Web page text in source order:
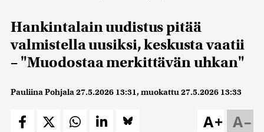
Hankintalain uudistus pitää
valmistella uusiksi, keskusta vaatii
– "Muodostaa merkittävän uhkan"
Pauliina Pohjala27.5.2026 13:31, muokattu27.5.2026 13:33
A–
A+